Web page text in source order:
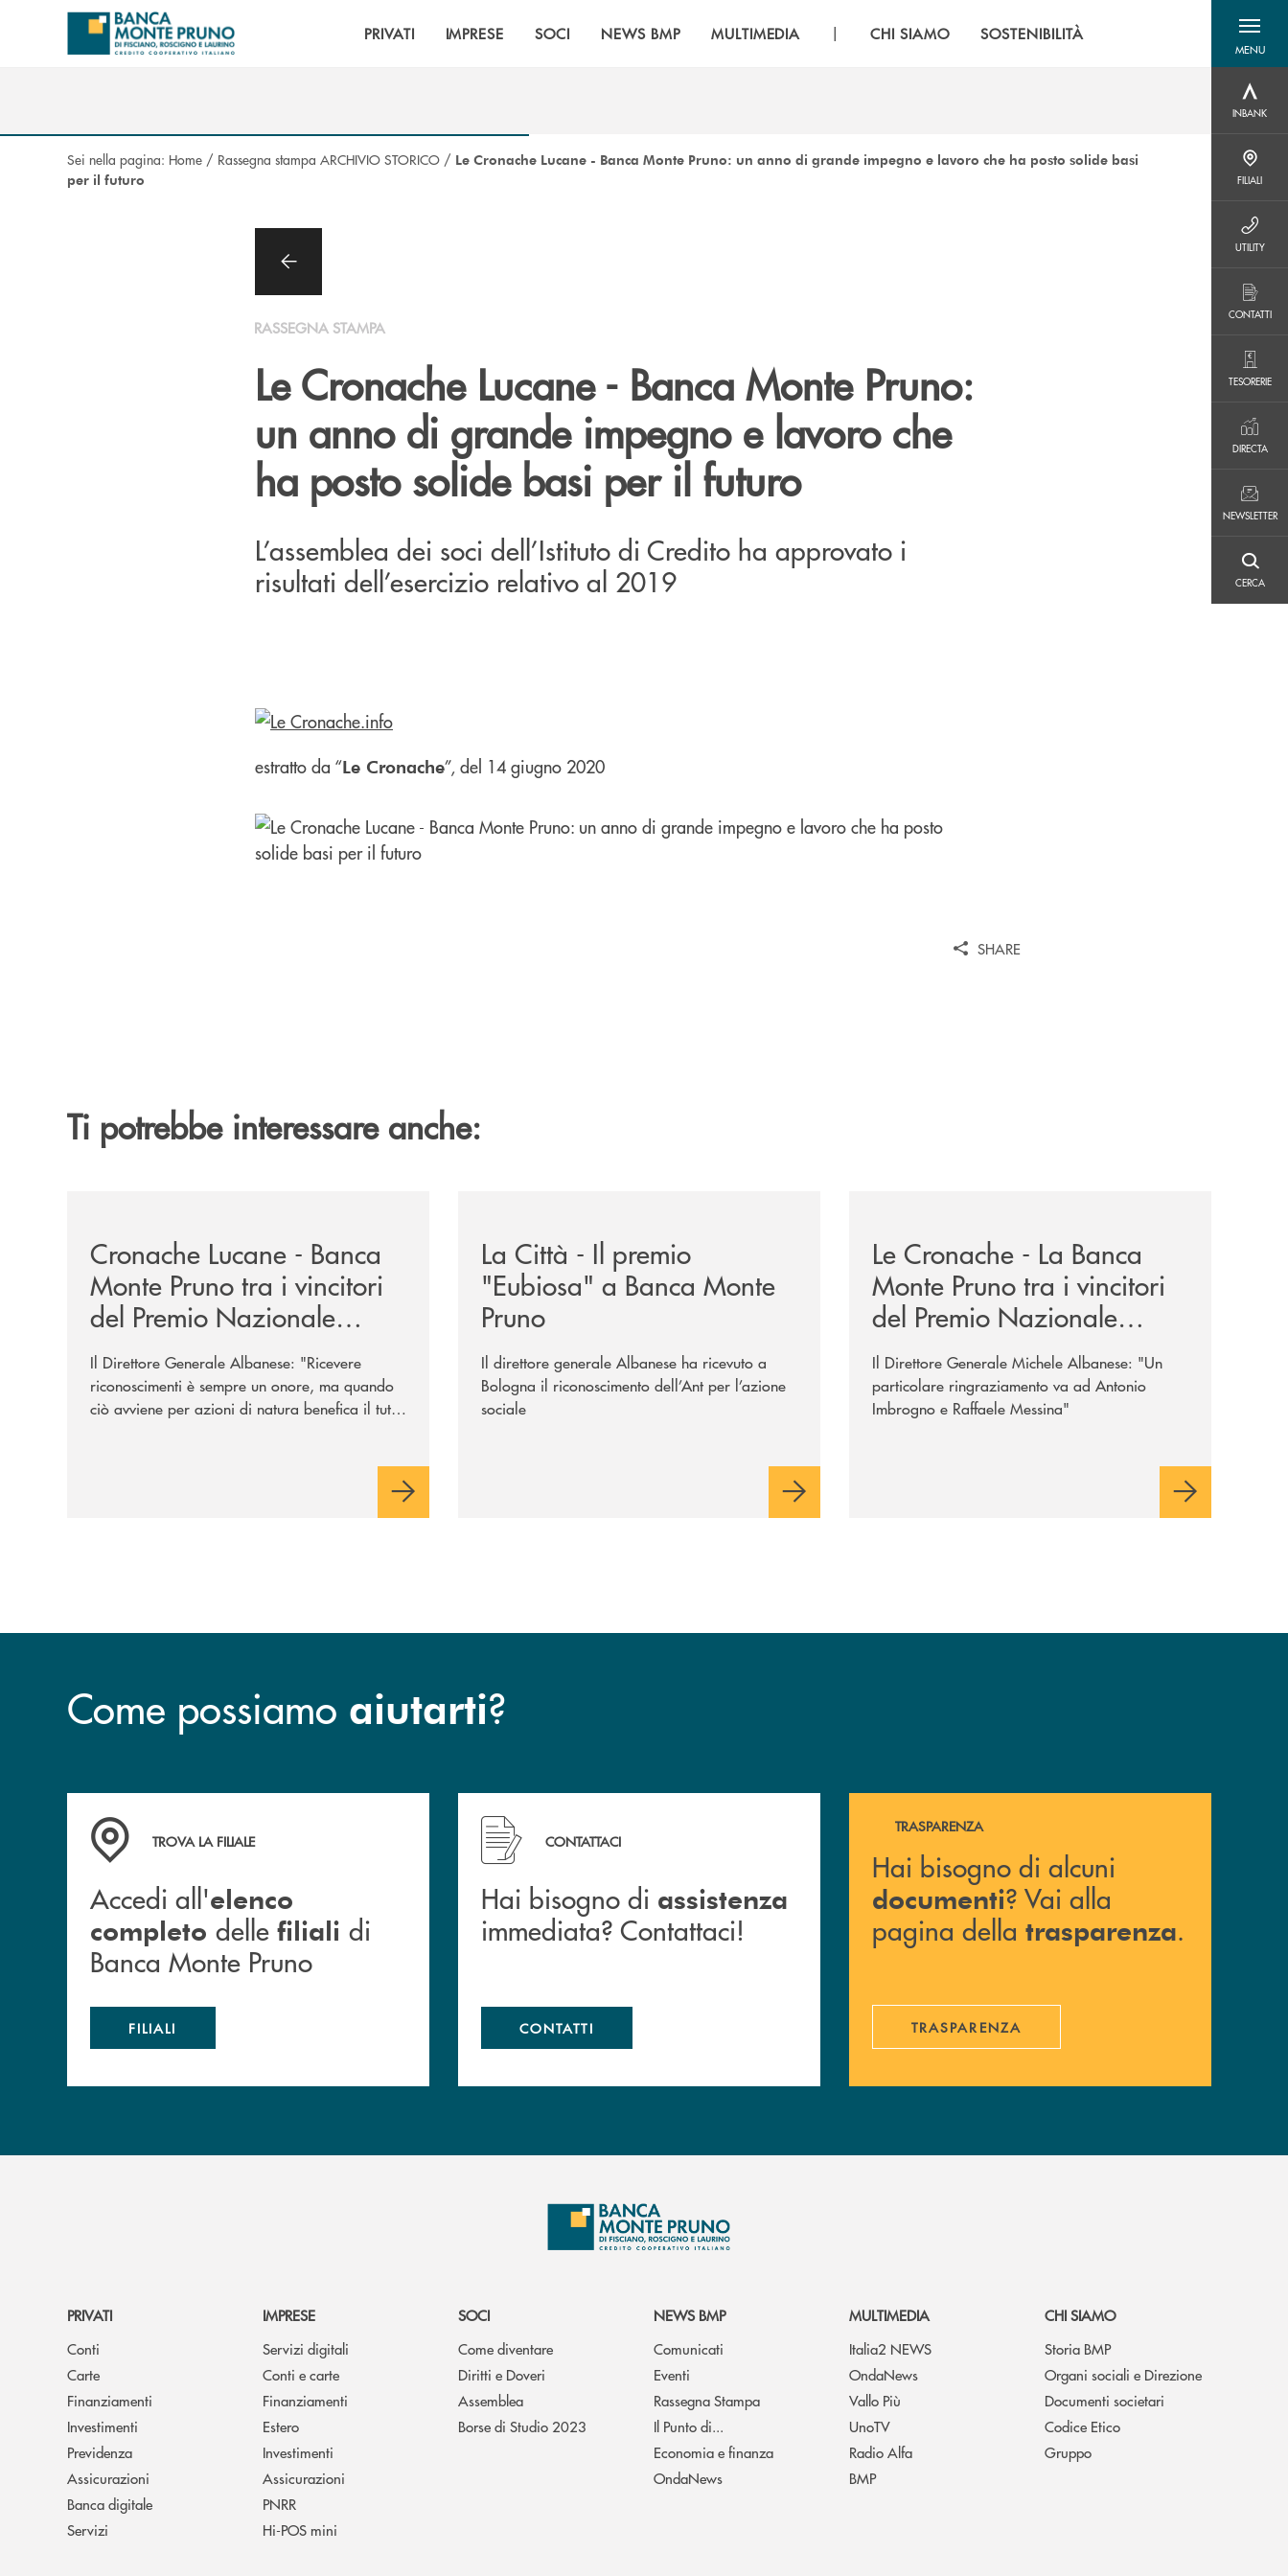
Salta al contenuto principale
PRIVATI IMPRESE SOCI NEWS BMP MULTIMEDIA | CHI SIAMO SOSTENIBILITÀ
MENU
menu
INBANK
FILIALI
UTILITY
CONTATTI
TESORERIE
DIRECTA
NEWSLETTER
CERCA
Sei nella pagina: Home / Rassegna stampa ARCHIVIO STORICO / Le Cronache Lucane - Banca Monte Pruno: un anno di grande impegno e lavoro che ha posto solide basi
per il futuro
RASSEGNA STAMPA
Le Cronache Lucane - Banca Monte Pruno:
un anno di grande impegno e lavoro che
ha posto solide basi per il futuro
L’assemblea dei soci dell’Istituto di Credito ha approvato i
risultati dell’esercizio relativo al 2019
estratto da “Le Cronache”, del 14 giugno 2020
SHARE
Ti potrebbe interessare anche:
Cronache Lucane - Banca
Monte Pruno tra i vincitori
del Premio Nazionale
Eubiosa Ant
Il Direttore Generale Albanese: "Ricevere
riconoscimenti è sempre un onore, ma quando
ciò avviene per azioni di natura benefica il tutto
La Città - Il premio
"Eubiosa" a Banca Monte
Pruno
Il direttore generale Albanese ha ricevuto a
Bologna il riconoscimento dell’Ant per l’azione
sociale
Le Cronache - La Banca
Monte Pruno tra i vincitori
del Premio Nazionale
Eubiosa di ANT Italia
Il Direttore Generale Michele Albanese: "Un
particolare ringraziamento va ad Antonio
Imbrogno e Raffaele Messina"
Come possiamo aiutarti?
Accedi all' elenco completo&nbsp; delle&nbsp; filiali&nbsp; di Banca Monte Pruno
TROVA LA FILIALE
Accedi all'elenco
completo delle filiali di
Banca Monte Pruno
FILIALI
Hai bisogno di assistenza immediata? Contattaci!
CONTATTACI
Hai bisogno di assistenza
immediata? Contattaci!
CONTATTI
Hai bisogno di alcuni documenti ? Vai alla pagina della
TRASPARENZA
Hai bisogno di alcuni
documenti? Vai alla
pagina della trasparenza.
TRASPARENZA
PRIVATI
Conti
Carte
Finanziamenti
Investimenti
Previdenza
Assicurazioni
Banca digitale
Servizi
IMPRESE
Servizi digitali
Conti e carte
Finanziamenti
Estero
Investimenti
Assicurazioni
PNRR
Hi-POS mini
SOCI
Come diventare
Diritti e Doveri
Assemblea
Borse di Studio 2023
NEWS BMP
Comunicati
Eventi
Rassegna Stampa
Il Punto di...
Economia e finanza
OndaNews
MULTIMEDIA
Italia2 NEWS
OndaNews
Vallo Più
UnoTV
Radio Alfa
BMP
CHI SIAMO
Storia BMP
Organi sociali e Direzione
Documenti societari
Codice Etico
Gruppo